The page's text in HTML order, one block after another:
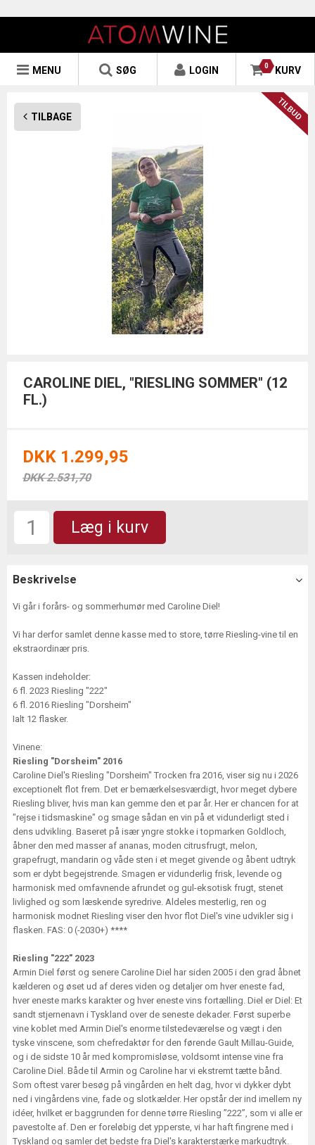
0 KURV
LOGIN
SØG
MENU
TILBAGE
CAROLINE DIEL, "RIESLING SOMMER" (12
FL.)
DKK 1.299,95
DKK 2.531,70
Læg i kurv
Beskrivelse
Vi går i forårs- og sommerhumør med Caroline Diel!
Vi har derfor samlet denne kasse med to store, tørre Riesling-vine til en
ekstraordinær pris.
Kassen indeholder:
6 fl. 2023 Riesling "222"
6 fl. 2016 Riesling "Dorsheim"
Ialt 12 flasker.
Vinene:
Riesling "Dorsheim" 2016
Caroline Diel's Riesling "Dorsheim" Trocken fra 2016, viser sig nu i 2026
exceptionelt flot frem. Det er bemærkelsesværdigt, hvor meget dybere
Riesling bliver, hvis man kan gemme den et par år. Her er chancen for at
"rejse i tidsmaskine" og smage sådan en vin på et vidunderligt sted i
dens udvikling. Baseret på især yngre stokke i topmarken Goldloch,
åbner den med masser af ananas, moden citrusfrugt, melon,
grapefrugt, mandarin og våde sten i et meget givende og åbent udtryk
som er dybt begejstrende. Smagen er vidunderlig frisk, levende og
harmonisk med omfavnende afrundet og gul-eksotisk frugt, stenet
livlighed og som læskende syredrive. Aldeles mesterlig, ren og
harmonisk modnet Riesling viser den hvor flot Diel's vine udvikler sig i
flasken. FAS: 0 (-2030+) ****
Riesling "222" 2023
Armin Diel først og senere Caroline Diel har siden 2005 i den grad åbnet
kælderen og øset ud af deres viden og detaljer om hver eneste fad,
hver eneste marks karakter og hver eneste vins fortælling. Diel er Diel: Et
sandt stjernenavn i Tyskland over de seneste dekader. Først superbe
vine koblet med Armin Diel's enorme tilstedeværelse og vægt i den
tyske vinscene, som chefredaktør for den førende Gault Millau-Guide,
og i de sidste 10 år med kompromisløse, voldsomt intense vine fra
Caroline Diel. Både til Armin og Caroline har vi ekstremt tætte bånd.
Som oftest varer besøg på vingården en helt dag, hvor vi dykker dybt
ned i vingårdens vine, fade og slotkælder. Her opstår der ind imellem ny
idéer, hvilket er baggrunden for denne tørre Riesling ”222”, som vi alle er
pavestolte af. Den er foreløbig det ypperste, vi har haft fingrene med i
Tyskland og samler det bedste fra Diel's karakterstærke markudtryk.